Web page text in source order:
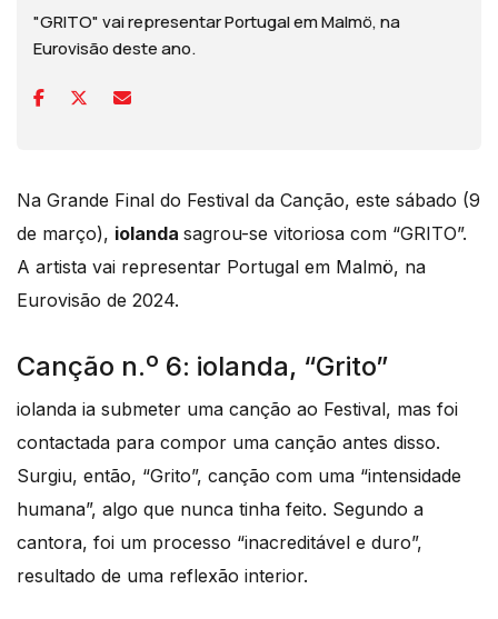
"GRITO" vai representar Portugal em Malmö, na
Eurovisão deste ano.
Na Grande Final do Festival da Canção, este sábado (9
de março), iolanda sagrou-se vitoriosa com “GRITO”.
A artista vai representar Portugal em Malmö, na
Eurovisão de 2024.
Canção n.º 6: iolanda, “Grito”
iolanda ia submeter uma canção ao Festival, mas foi
contactada para compor uma canção antes disso.
Surgiu, então, “Grito”, canção com uma “intensidade
humana”, algo que nunca tinha feito. Segundo a
cantora, foi um processo “inacreditável e duro”,
resultado de uma reflexão interior.